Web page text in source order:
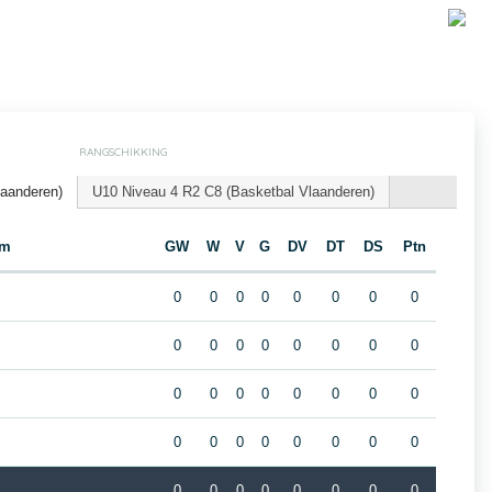
RANGSCHIKKING
U10 Niveau 4 R2 C8 (Basketbal Vlaanderen)
GW W V G DV DT DS Ptn
0 0 0 0 0 0 0 0
0 0 0 0 0 0 0 0
0 0 0 0 0 0 0 0
0 0 0 0 0 0 0 0